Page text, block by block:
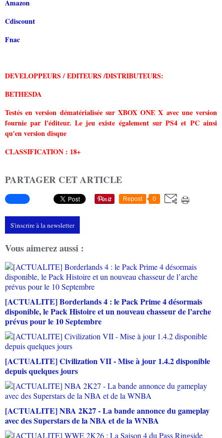
Amazon
Cdiscount
Fnac
DEVELOPPEURS / EDITEURS /DISTRIBUTEURS:
BETHESDA
Testés en version dématérialisée sur XBOX ONE X avec une version
fournie par l'éditeur. Le jeu existe également sur PS4 et PCainsi
qu'en version disque
CLASSIFICATION : 18+
PARTAGER CET ARTICLE
Repost 0
S'inscrire à la newsletter
Vous aimerez aussi :
[ACTUALITE] Borderlands 4 : le Pack Prime 4 désormais
disponible, le Pack Histoire et un nouveau chasseur de l’arche
prévus pour le 10 Septembre
[ACTUALITE] Civilization VII - Mise à jour 1.4.2 disponible
depuis quelques jours
[ACTUALITE] NBA 2K27 - La bande annonce du gameplay
avec des Superstars de la NBA et de la WNBA